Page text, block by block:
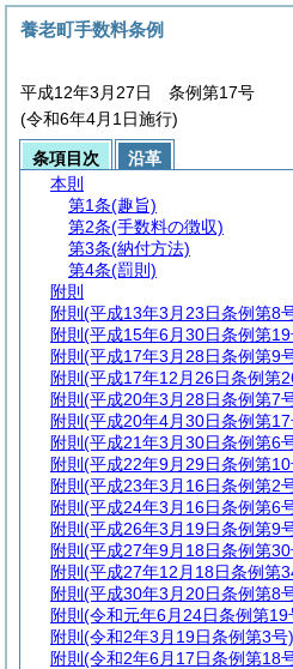
養老町手数料条例
平成12年3月27日 条例第17号
(令和6年4月1日施行)
条項目次
沿革
本則
第1条(趣旨)
第2条(手数料の徴収)
第3条(納付方法)
第4条(罰則)
附則
附則 (平成13年3月23日条例第8
附則 (平成15年6月30日条例第19
附則 (平成17年3月28日条例第9
附則 (平成17年12月26日条例第
附則 (平成20年3月28日条例第7
附則 (平成20年4月30日条例第17
附則 (平成21年3月30日条例第6
附則 (平成22年9月29日条例第10
附則 (平成23年3月16日条例第2
附則 (平成24年3月16日条例第6
附則 (平成26年3月19日条例第9
附則 (平成27年9月18日条例第30
附則 (平成27年12月18日条例第
附則 (平成30年3月20日条例第8
附則 (令和元年6月24日条例第19
附則 (令和2年3月19日条例第3号)
附則 (令和2年6月17日条例第18